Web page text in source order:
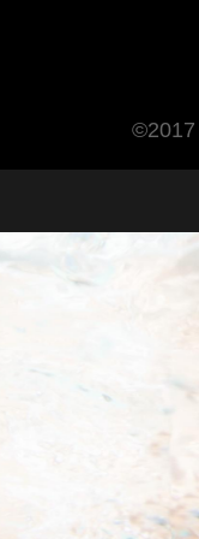
©2017